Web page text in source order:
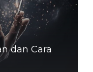
dan Cara